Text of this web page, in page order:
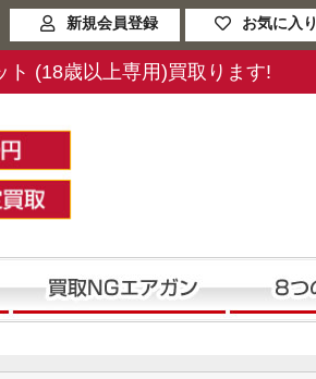
新規会員登録 お気に入り
(18歳以上専用)買取ります!